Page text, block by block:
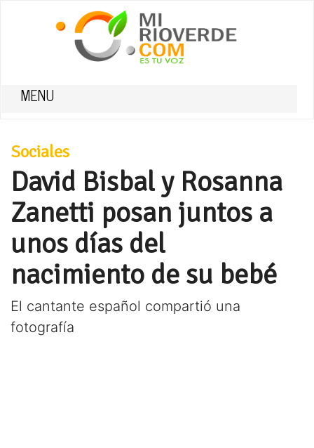
MENU
Sociales
David Bisbal y Rosanna
Zanetti posan juntos a
unos días del
nacimiento de su bebé
El cantante español compartió una
fotografía